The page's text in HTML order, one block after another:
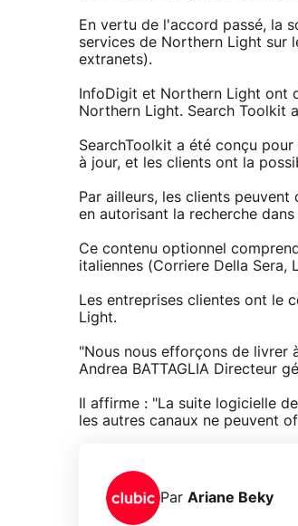
En vertu de l'accord passé, la
services de Northern Light sur
extranets).
InfoDigit et Northern Light ont
Northern Light. Search Toolkit
SearchToolkit a été conçu
à jour, et les clients ont la
Par ailleurs, les clients
en autorisant la recherche
Ce contenu optionnel
italiennes (Corriere Della Sera,
Les entreprises clientes ont le
Light.
"Nous nous efforçons de livrer
Andrea BATTAGLIA Directeur
Il affirme : "La suite logicielle
les autres canaux ne peuvent
Par Ariane Beky